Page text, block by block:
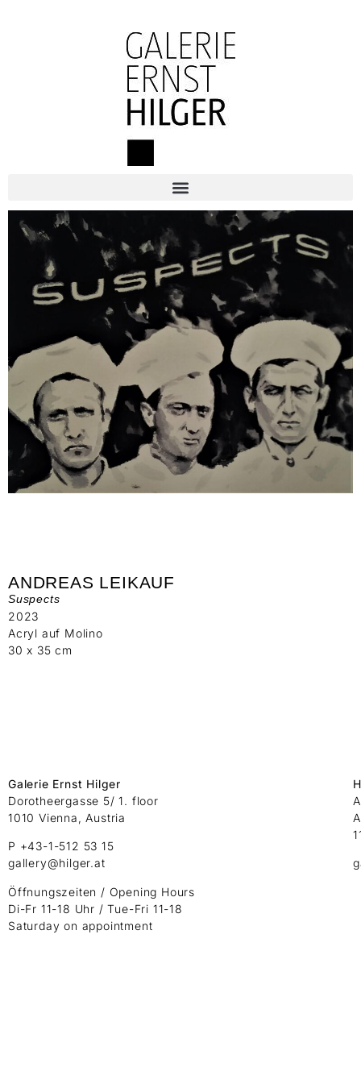
ANDREAS LEIKAUF
Suspects
2023
Acryl auf Molino
30 x 35 cm
Galerie Ernst Hilger
Dorotheergasse 5/ 1. floor
1010 Vienna, Austria
P +43-1-512 53 15
gallery@hilger.at
Öffnungszeiten / Opening Hours
Di-Fr 11-18 Uhr / Tue-Fri 11-18
Saturday on appointment